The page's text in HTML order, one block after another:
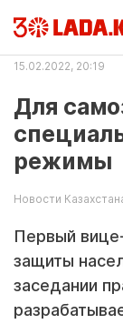
15.02.2022, 20:19
Для
режимы
Новости
Первый
защиты
заседании